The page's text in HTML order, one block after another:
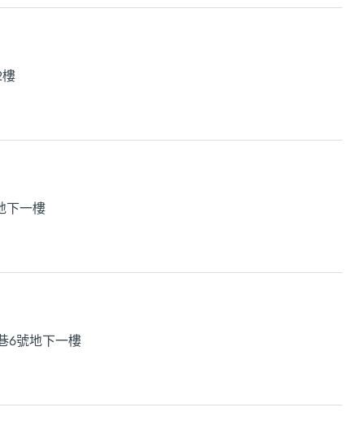
下一樓
6號地下一樓